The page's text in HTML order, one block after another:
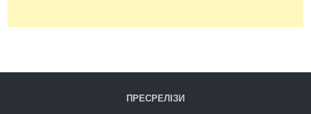
ПРЕСРЕЛІЗИ